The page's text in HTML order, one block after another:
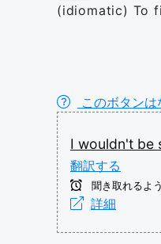
(idiomatic) To
このボタンは
I wouldn't be
翻訳する
聞き取れるよ
詳細